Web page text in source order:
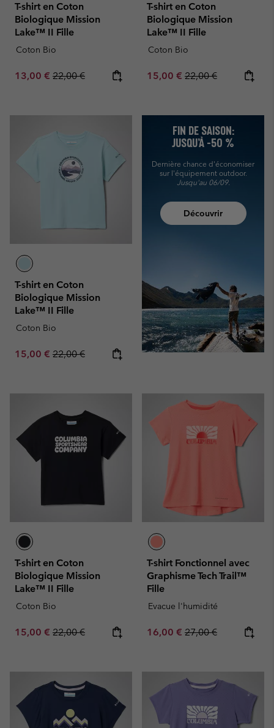
T-shirt en Coton
Biologique Mission
Lake™ II Fille
Coton Bio
Sale price:
13,00 € Regular price:
22,00 €
T-shirt en Coton
Biologique Mission
Lake™ II Fille
Coton Bio
Sale price:
15,00 € Regular price:
22,00 €
T-shirt en Coton
Biologique Mission
Lake™ II Fille
Coton Bio
Sale price:
15,00 € Regular price:
22,00 €
FIN DE SAISON:
JUSQU’À -50 %
Dernière chance d'économiser
sur l'équipement outdoor.
Jusqu'au 06/09.
Découvrir
T-shirt en Coton
Biologique Mission
Lake™ II Fille
Coton Bio
Sale price:
15,00 € Regular price:
22,00 €
T-shirt Fonctionnel avec
Graphisme Tech Trail™
Fille
Evacue l'humidité
Sale price:
16,00 € Regular price:
27,00 €